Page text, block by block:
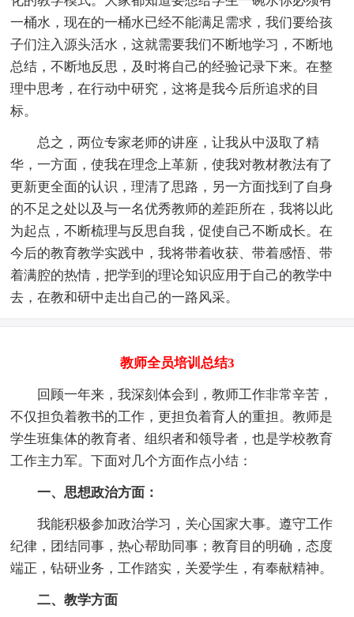
一桶水，现在的一桶水已经不能满足需求，我们要给孩
子们注入源头活水，这就需要我们不断地学习，不断地
总结，不断地反思，及时将自己的经验记录下来。在整
理中思考，在行动中研究，这将是我今后所追求的目
标。
总之，两位专家老师的讲座，让我从中汲取了精
华，一方面，使我在理念上革新，使我对教材教法有了
更新更全面的认识，理清了思路，另一方面找到了自身
的不足之处以及与一名优秀教师的差距所在，我将以此
为起点，不断梳理与反思自我，促使自己不断成长。在
今后的教育教学实践中，我将带着收获、带着感悟、带
着满腔的热情，把学到的理论知识应用于自己的教学中
去，在教和研中走出自己的一路风采。
教师全员培训总结3
回顾一年来，我深刻体会到，教师工作非常辛苦，
不仅担负着教书的工作，更担负着育人的重担。教师是
学生班集体的教育者、组织者和领导者，也是学校教育
工作主力军。下面对几个方面作点小结：
一、思想政治方面：
我能积极参加政治学习，关心国家大事。遵守工作
纪律，团结同事，热心帮助同事；教育目的明确，态度
端正，钻研业务，工作踏实，关爱学生，有奉献精神。
二、教学方面